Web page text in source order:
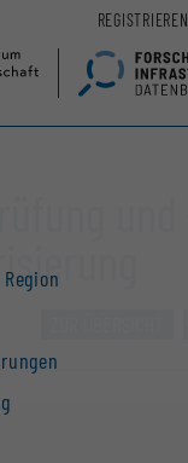
REGISTRIEREN
und -